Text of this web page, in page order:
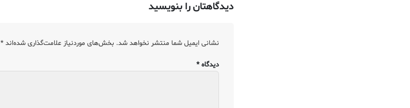
دیدگاهتان را بنویسید
نشانی ایمیل شما منتشر نخواهد شد. بخش‌های موردنیاز علامت‌گذاری شده‌اند*
دیدگاه*